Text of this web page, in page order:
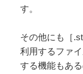
す。
その他にも［
利用するファ
する機能もあ